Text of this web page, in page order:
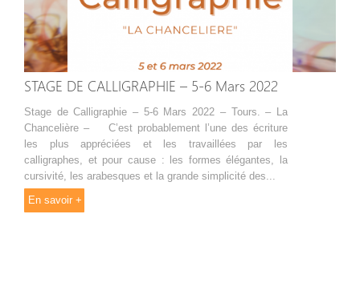
STAGE DE CALLIGRAPHIE – 5-6 Mars 2022
Stage de Calligraphie – 5-6 Mars 2022 – Tours. – La
Chancelière – C’est probablement l’une des écriture
les plus appréciées et les travaillées par les
calligraphes, et pour cause : les formes élégantes, la
cursivité, les arabesques et la grande simplicité des...
En savoir +